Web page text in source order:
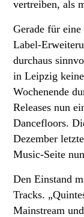
vertreiben, als
Gerade für
Label-
durchaus
in Leipzig
Wochenende
Releases nun
Dancefloors.
Dezember
Music-Seite
Den Einstand
Tracks.
Mainstream